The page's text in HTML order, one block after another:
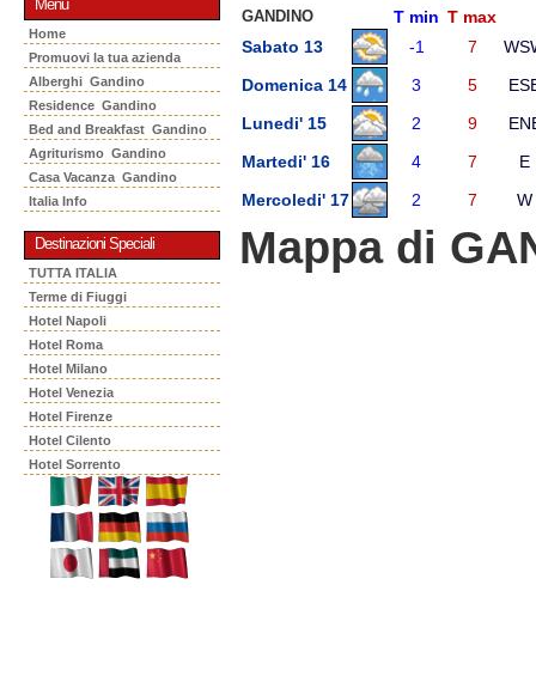
Menu
Home
Promuovi la tua azienda
Alberghi Gandino
Residence Gandino
Bed and Breakfast Gandino
Agriturismo Gandino
Casa Vacanza Gandino
Italia Info
Destinazioni Speciali
TUTTA ITALIA
Terme di Fiuggi
Hotel Napoli
Hotel Roma
Hotel Milano
Hotel Venezia
Hotel Firenze
Hotel Cilento
Hotel Sorrento
GANDINO T min T max
Sabato 13
-1 7
Domenica 14
3 5
Lunedi' 15
2 9
Martedi' 16
4 7
E
Mercoledi' 17
2 7 W
Mappa di